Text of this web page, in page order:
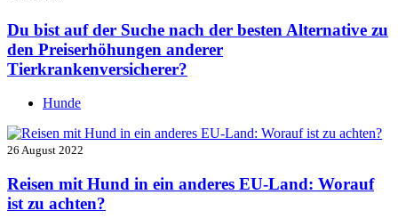
Du bist auf der Suche nach der besten Alternative zu
den Preiserhöhungen anderer
Tierkrankenversicherer?
Hunde
26 August 2022
Reisen mit Hund in ein anderes EU-Land: Worauf
ist zu achten?